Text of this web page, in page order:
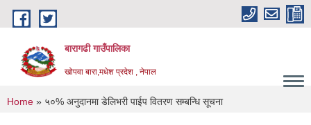
Skip to main content
बारागढी गाउँपालिका
खोपवा बारा,मधेश प्रदेश , नेपाल
You are here
Home » ५०% अनुदानमा डेलिभरी पाईप वितरण सम्बन्धि सूचना